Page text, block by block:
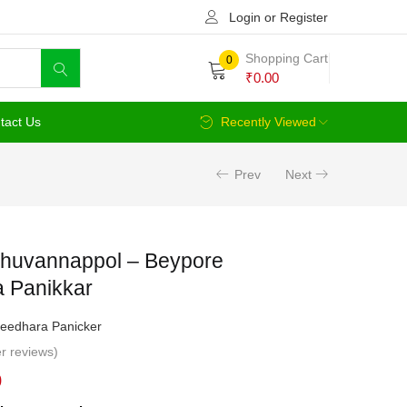
Login or Register
0 Shopping Cart
₹0.00
Us Recently Viewed
Prev Next
– Beypore
Panikkar
Panicker
reviews)
Current